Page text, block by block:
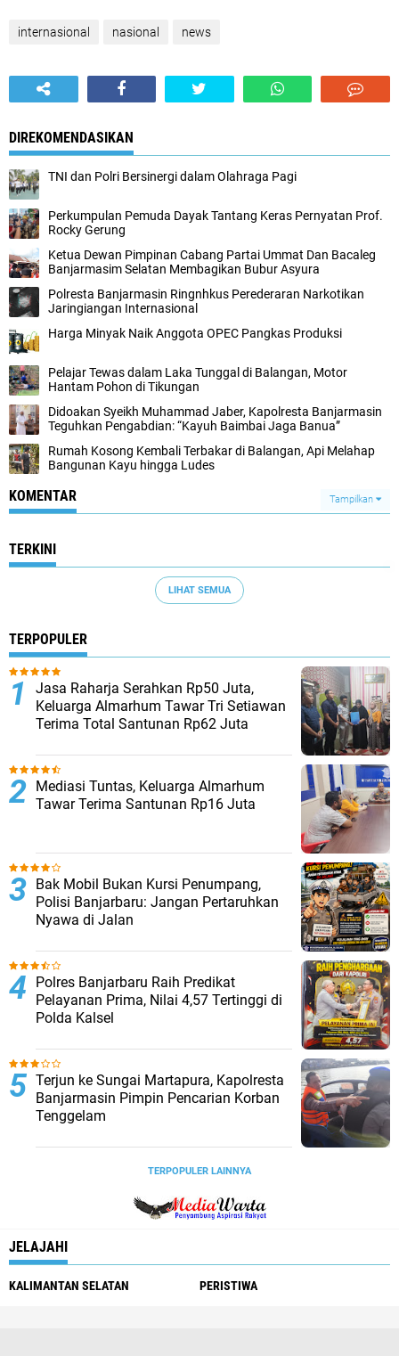
internasional nasional news
DIREKOMENDASIKAN
TNI dan Polri Bersinergi dalam Olahraga Pagi
Perkumpulan Pemuda Dayak Tantang Keras Pernyatan Prof.
Rocky Gerung
Ketua Dewan Pimpinan Cabang Partai Ummat Dan Bacaleg
Banjarmasim Selatan Membagikan Bubur Asyura
Polresta Banjarmasin Ringnhkus Perederaran Narkotikan
Jaringiangan Internasional
Harga Minyak Naik Anggota OPEC Pangkas Produksi
Pelajar Tewas dalam Laka Tunggal di Balangan, Motor
Hantam Pohon di Tikungan
Didoakan Syeikh Muhammad Jaber, Kapolresta Banjarmasin
Teguhkan Pengabdian: “Kayuh Baimbai Jaga Banua”
Rumah Kosong Kembali Terbakar di Balangan, Api Melahap
Bangunan Kayu hingga Ludes
KOMENTAR Tampilkan
TERKINI
LIHAT SEMUA
TERPOPULER
Jasa Raharja Serahkan Rp50 Juta,
Keluarga Almarhum Tawar Tri Setiawan
Terima Total Santunan Rp62 Juta
Mediasi Tuntas, Keluarga Almarhum
Tawar Terima Santunan Rp16 Juta
Bak Mobil Bukan Kursi Penumpang,
Polisi Banjarbaru: Jangan Pertaruhkan
Nyawa di Jalan
Polres Banjarbaru Raih Predikat
Pelayanan Prima, Nilai 4,57 Tertinggi di
Polda Kalsel
Terjun ke Sungai Martapura, Kapolresta
Banjarmasin Pimpin Pencarian Korban
Tenggelam
TERPOPULER LAINNYA
JELAJAHI
KALIMANTAN SELATAN PERISTIWA